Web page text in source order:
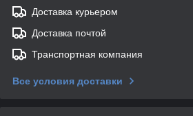
Доставка курьером
Доставка почтой
Транспортная компания
Все условия доставки